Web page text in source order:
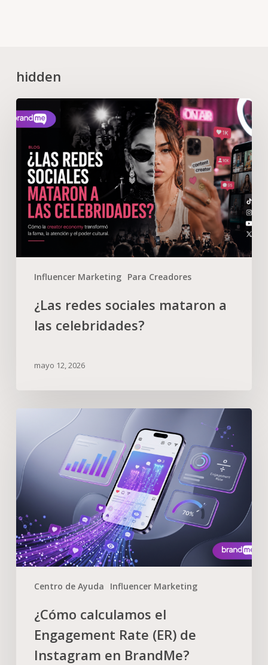
hidden
Influencer Marketing Para Creadores
¿Las redes sociales mataron a
las celebridades?
mayo 12, 2026
Centro de Ayuda Influencer Marketing
¿Cómo calculamos el
Engagement Rate (ER) de
Instagram en BrandMe?